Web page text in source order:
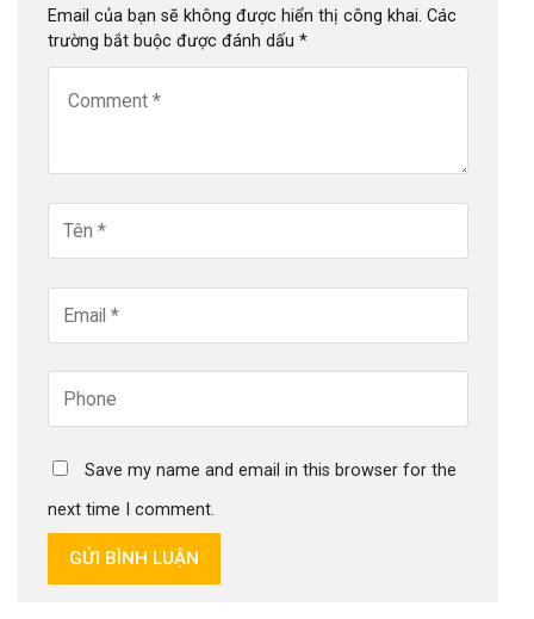
Email của bạn sẽ không được hiển thị công khai. Các
trường bắt buộc được đánh dấu *
Save my name and email in this browser for the
next time I comment.
GỬI BÌNH LUẬN